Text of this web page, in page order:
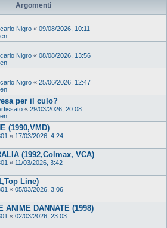
Argomenti
Nigro « 09/08/2026, 10:11
Nigro « 08/08/2026, 13:56
Nigro « 25/06/2026, 12:47
per il culo?
« 29/03/2026, 20:08
(1990,VMD)
« 17/03/2026, 4:24
(1992,Colmax, VCA)
« 11/03/2026, 3:42
Line)
« 05/03/2026, 3:06
ANIME DANNATE (1998)
« 02/03/2026, 23:03